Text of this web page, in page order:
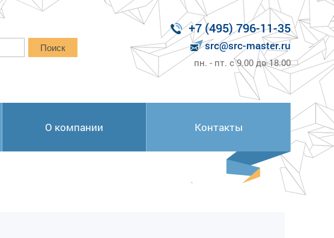
Поиск
+7 (495) 796-11-35
src@src-master.ru
пн. - пт. с 9.00 до 18.00
О компании Контакты